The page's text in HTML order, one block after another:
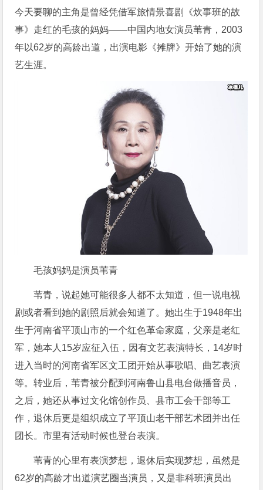
今天要聊的主角是曾经凭借军旅情景喜剧《炊事班的故
事》走红的毛孩的妈妈——中国内地女演员苇青，2003
年以62岁的高龄出道，出演电影《摊牌》开始了她的演
艺生涯。
毛孩妈妈是演员苇青
苇青，说起她可能很多人都不太知道，但一说电视
剧或者看到她的剧照后就会知道了。她出生于1948年出
生于河南省平顶山市的一个红色革命家庭，父亲是老红
军，她本人15岁应征入伍，因有文艺表演特长，14岁时
进入当时的河南省军区文工团开始从事歌唱、曲艺表演
等。转业后，苇青被分配到河南鲁山县电台做播音员，
之后，她还从事过文化馆创作员、县市工会干部等工
作，退休后更是组织成立了平顶山老干部艺术团并出任
团长。市里有活动时候也登台表演。
苇青的心里有表演梦想，退休后实现梦想，虽然是
62岁的高龄才出道演艺圈当演员，又是非科班演员出